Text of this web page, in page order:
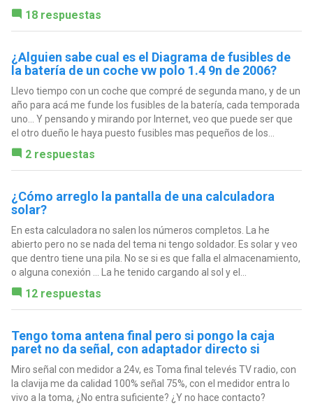
18 respuestas
¿Alguien sabe cual es el Diagrama de fusibles de
la batería de un coche vw polo 1.4 9n de 2006?
Llevo tiempo con un coche que compré de segunda mano, y de un
año para acá me funde los fusibles de la batería, cada temporada
uno... Y pensando y mirando por Internet, veo que puede ser que
el otro dueño le haya puesto fusibles mas pequeños de los...
2 respuestas
¿Cómo arreglo la pantalla de una calculadora
solar?
En esta calculadora no salen los números completos. La he
abierto pero no se nada del tema ni tengo soldador. Es solar y veo
que dentro tiene una pila. No se si es que falla el almacenamiento,
o alguna conexión ... La he tenido cargando al sol y el...
12 respuestas
Tengo toma antena final pero si pongo la caja
paret no da señal, con adaptador directo si
Miro señal con medidor a 24v, es Toma final televés TV radio, con
la clavija me da calidad 100% señal 75%, con el medidor entra lo
vivo a la toma, ¿No entra suficiente? ¿Y no hace contacto?